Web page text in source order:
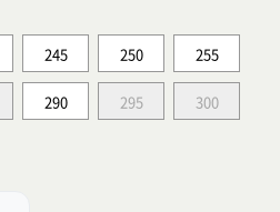
245 250 255
290 295 300